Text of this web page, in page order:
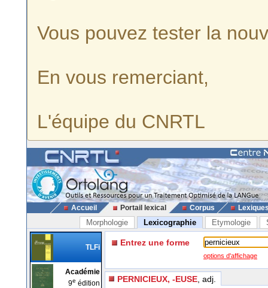
Vous pouvez tester la
En vous remerciant,
L'équipe du CNRTL
Accueil Portail lexical Corpus
Morphologie Lexicographie Etymologie
TLFi
Académie
9e édition
Entrez une forme
options d'affichage
PERNICIEUX, -EUSE , adj.